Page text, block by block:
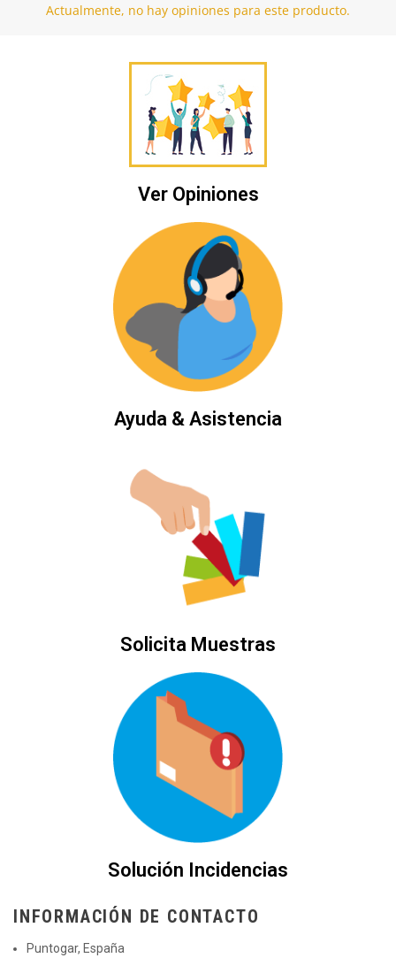
Actualmente, no hay opiniones para este producto.
Ver Opiniones
Ayuda & Asistencia
Solicita Muestras
Solución Incidencias
INFORMACIÓN DE CONTACTO
Puntogar, España